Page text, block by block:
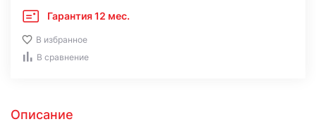
Гарантия 12 мес.
В избранное
В сравнение
Описание